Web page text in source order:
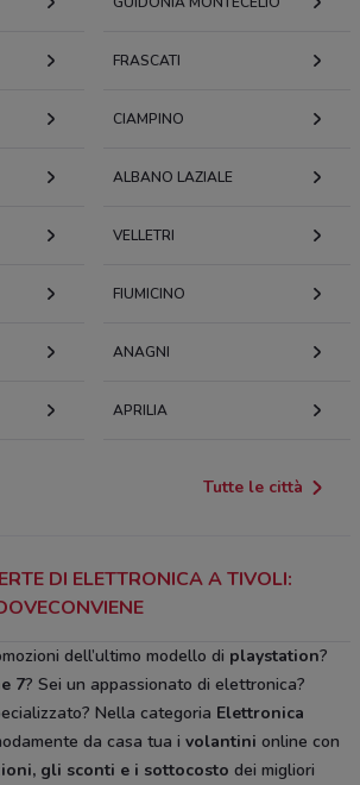
FRASCATI
CIAMPINO
ALBANO LAZIALE
VELLETRI
FIUMICINO
ANAGNI
APRILIA
Tutte le città
DI ELETTRONICA A TIVOLI:
dell’ultimo modello di playstation?
7? Sei un appassionato di elettronica?
Nella categoria Elettronica
da casa tua i volantini online con
gli sconti e i sottocosto dei migliori